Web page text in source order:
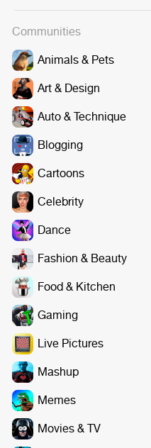
Communities
Animals & Pets
Art & Design
Auto & Technique
Blogging
Cartoons
Celebrity
Dance
Fashion & Beauty
Food & Kitchen
Gaming
Live Pictures
Mashup
Memes
Movies & TV